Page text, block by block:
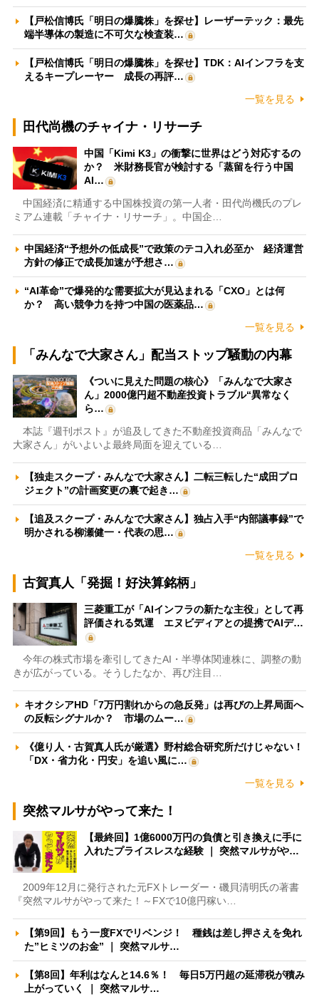
【戸松信博氏「明日の爆騰株」を探せ】レーザーテック：最先
端半導体の製造に不可欠な検査装…
【戸松信博氏「明日の爆騰株」を探せ】TDK：AIインフラを支
えるキープレーヤー 成長の再評…
一覧を見る
田代尚機のチャイナ・リサーチ
中国「Kimi K3」の衝撃に世界はどう対応するの
か？ 米財務長官が検討する「蒸留を行う中国
AI…
中国経済に精通する中国株投資の第一人者・田代尚機氏のプレ
ミアム連載「チャイナ・リサーチ」。中国企…
中国経済“予想外の低成長”で政策のテコ入れ必至か 経済運営
方針の修正で成長加速が予想さ…
“AI革命”で爆発的な需要拡大が見込まれる「CXO」とは何
か？ 高い競争力を持つ中国の医薬品…
一覧を見る
「みんなで大家さん」配当ストップ騒動の内幕
《ついに見えた問題の核心》「みんなで大家さ
ん」2000億円超不動産投資トラブル“異常なく
ら…
本誌『週刊ポスト』が追及してきた不動産投資商品「みんなで
大家さん」がいよいよ最終局面を迎えている…
【独走スクープ・みんなで大家さん】二転三転した“成田プロ
ジェクト”の計画変更の裏で起き…
【追及スクープ・みんなで大家さん】独占入手“内部議事録”で
明かされる柳瀬健一・代表の思…
一覧を見る
古賀真人「発掘！好決算銘柄」
三菱重工が「AIインフラの新たな主役」として再
評価される気運 エヌビディアとの提携でAIデ…
今年の株式市場を牽引してきたAI・半導体関連株に、調整の動
きが広がっている。そうしたなか、再び注目…
キオクシアHD「7万円割れからの急反発」は再びの上昇局面へ
の反転シグナルか？ 市場のムー…
《億り人・古賀真人氏が厳選》野村総合研究所だけじゃない！
「DX・省力化・円安」を追い風に…
一覧を見る
突然マルサがやって来た！
【最終回】1億6000万円の負債と引き換えに手に
入れたプライスレスな経験 ｜ 突然マルサがや…
2009年12月に発行された元FXトレーダー・磯貝清明氏の著書
『突然マルサがやって来た！～FXで10億円稼い…
【第9回】もう一度FXでリベンジ！ 種銭は差し押さえを免れ
た”ヒミツのお金” ｜ 突然マルサ…
【第8回】年利はなんと14.6％！ 毎日5万円超の延滞税が積み
上がっていく ｜ 突然マルサ…